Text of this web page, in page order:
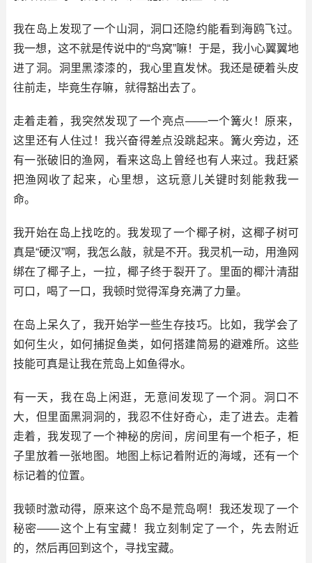
我在岛上发现了一个山洞，洞口还隐约能看到海鸥飞过。
我一想，这不就是传说中的“鸟窝”嘛！于是，我小心翼翼地
进了洞。洞里黑漆漆的，我心里直发怵。我还是硬着头皮
往前走，毕竟生存嘛，就得豁出去了。
走着走着，我突然发现了一个亮点——一个篝火！原来，
这里还有人住过！我兴奋得差点没跳起来。篝火旁边，还
有一张破旧的渔网，看来这岛上曾经也有人来过。我赶紧
把渔网收了起来，心里想，这玩意儿关键时刻能救我一
命。
我开始在岛上找吃的。我发现了一个椰子树，这椰子树可
真是“硬汉”啊，我怎么敲，就是不开。我灵机一动，用渔网
绑在了椰子上，一拉，椰子终于裂开了。里面的椰汁清甜
可口，喝了一口，我顿时觉得浑身充满了力量。
在岛上呆久了，我开始学一些生存技巧。比如，我学会了
如何生火，如何捕捉鱼类，如何搭建简易的避难所。这些
技能可真是让我在荒岛上如鱼得水。
有一天，我在岛上闲逛，无意间发现了一个洞。洞口不
大，但里面黑洞洞的，我忍不住好奇心，走了进去。走着
走着，我发现了一个神秘的房间，房间里有一个柜子，柜
子里放着一张地图。地图上标记着附近的海域，还有一个
标记着的位置。
我顿时激动得，原来这个岛不是荒岛啊！我还发现了一个
秘密——这个上有宝藏！我立刻制定了一个，先去附近
的，然后再回到这个，寻找宝藏。